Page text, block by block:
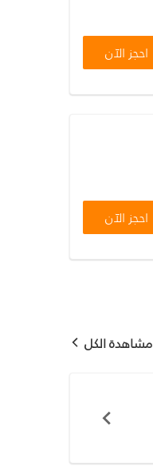
احجز الآن
احجز الآن
مشاهدة الكل